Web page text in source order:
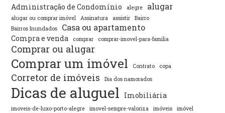
Administração de Condomínio alegre alugar
alugar ou comprar imóvel Assinatura assistir
Bairro
Bairros Inundados
Casa ou apartamento
Compra e venda comprar comprar-imovel-para-familia
Comprar ou alugar
Comprar um imóvel Contrato copa
Corretor de imóveis Dia dos namorados
Dicas de aluguel Imobiliária
imoveis-de-luxo-porto-alegre imovel-sempre-valoriza imóveis
imóvel